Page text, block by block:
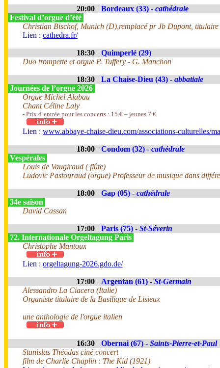
20:00 Bordeaux (33) - cathédrale
Festival d’orgue d’été
Christian Bischof, Munich (D),remplacé pr Jb Dupont, titulaire
Lien : cathedra.fr/
18:30
Quimperlé (29)
Duo trompette et orgue P. Tuffery - G. Manchon
18:30 La Chaise-Dieu (43) - abbatiale
Journées de l’orgue 2026
Orgue Michel Alabau
Chant Céline Laly
- Prix d’entrée pour les concerts : 15 € – jeunes 7 €
Lien : www.abbaye-chaise-dieu.com/associations-culturelles/
18:00 Condom (32) - cathédrale
Vespérales
Louis de Vaugiraud ( flûte)
Ludovic Pastouraud (orgue) Professeur de musique dans
18:00 Gap (05) - cathédrale
34e saison
David Cassan
17:00 Paris (75) - St-Séverin
72. Internationale Orgeltagung Paris
Christophe Mantoux
Lien : orgeltagung-2026.gdo.de/
17:00 Argentan (61) - St-Germain
Alessandro La Ciacera (Italie)
Organiste titulaire de la Basilique de Lisieux
une anthologie de l'orgue italien
16:30 Obernai (67) - Saints-Pierre-et-Paul
Stanislas Théodas ciné concert
film de Charlie Chaplin : The Kid (1921)